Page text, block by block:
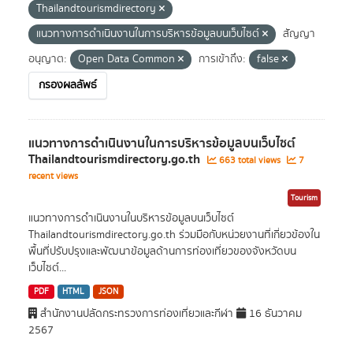
Thailandtourismdirectory
แนวทางการดำเนินงานในการบริหารข้อมูลบนเว็บไซต์
สัญญา
อนุญาต:
Open Data Common การเข้าถึง:
false
กรองผลลัพธ์
แนวทางการดำเนินงานในการบริหารข้อมูลบนเว็บไซต์
Thailandtourismdirectory.go.th 663 total views
7
recent views
Tourism
แนวทางการดำเนินงานในบริหารข้อมูลบนเว็บไซต์
Thailandtourismdirectory.go.th ร่วมมือกับหน่วยงานที่เกี่ยวข้องใน
พื้นที่ปรับปรุงและพัฒนาข้อมูลด้านการท่องเที่ยวของจังหวัดบน
เว็บไซต์...
PDF HTML JSON
สำนักงานปลัดกระทรวงการท่องเที่ยวและกีฬา
16 ธันวาคม
2567